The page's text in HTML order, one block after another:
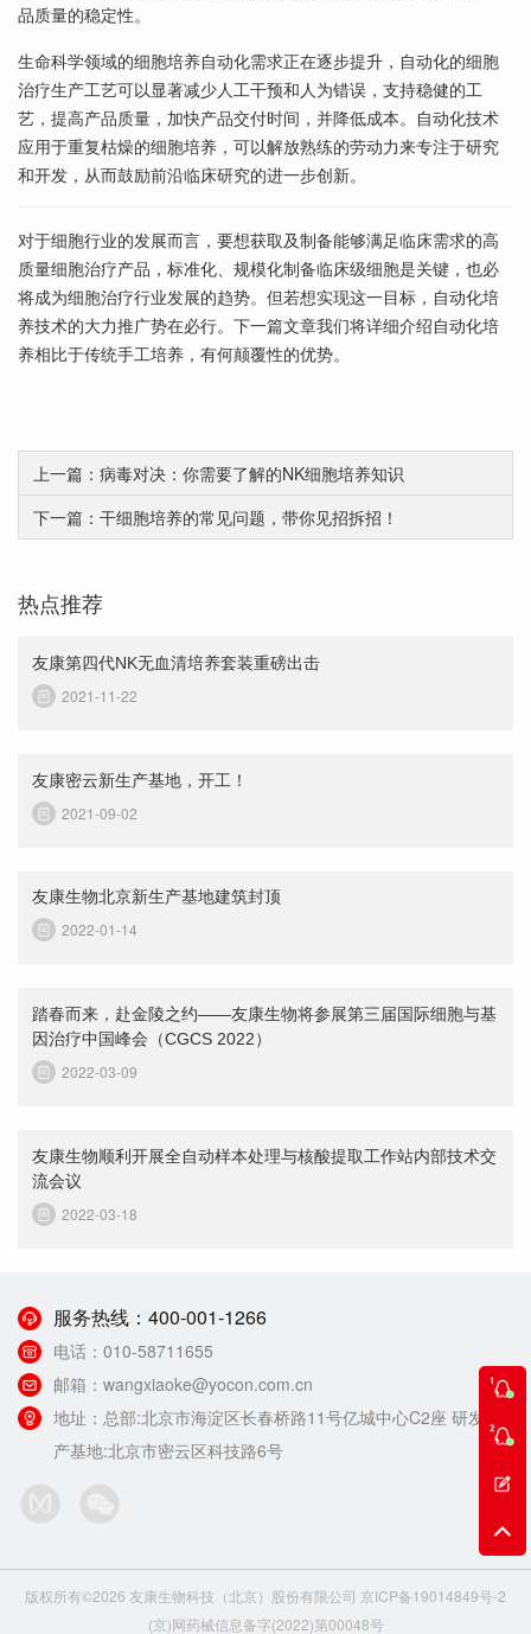
品质量的稳定性。
生命科学领域的细胞培养自动化需求正在逐步提升，自动化的细胞
治疗生产工艺可以显著减少人工干预和人为错误，支持稳健的工
艺，提高产品质量，加快产品交付时间，并降低成本。自动化技术
应用于重复枯燥的细胞培养，可以解放熟练的劳动力来专注于研究
和开发，从而鼓励前沿临床研究的进一步创新。
对于细胞行业的发展而言，要想获取及制备能够满足临床需求的高
质量细胞治疗产品，标准化、规模化制备临床级细胞是关键，也必
将成为细胞治疗行业发展的趋势。但若想实现这一目标，自动化培
养技术的大力推广势在必行。下一篇文章我们将详细介绍自动化培
养相比于传统手工培养，有何颠覆性的优势。
上一篇：病毒对决：你需要了解的NK细胞培养知识
下一篇：干细胞培养的常见问题，带你见招拆招！
热点推荐
友康第四代NK无血清培养套装重磅出击
2021-11-22
友康密云新生产基地，开工！
2021-09-02
友康生物北京新生产基地建筑封顶
2022-01-14
踏春而来，赴金陵之约——友康生物将参展第三届国际细胞与基
因治疗中国峰会（CGCS 2022）
2022-03-09
友康生物顺利开展全自动样本处理与核酸提取工作站内部技术交
流会议
2022-03-18
服务热线： 400-001-1266
电话： 010-58711655
邮箱： wangxiaoke@yocon.com.cn
地址： 总部:北京市海淀区长春桥路11号亿城中心C2座 研发生
产基地:北京市密云区科技路6号
版权所有©2026 友康生物科技（北京）股份有限公司 京ICP备19014849号-2
(京)网药械信息备字(2022)第00048号